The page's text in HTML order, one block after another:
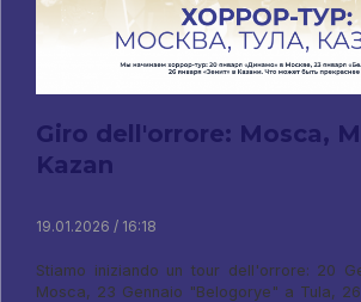
Giro dell'orrore: Mosca,
Kazan
19.01.2026 / 16:18
Stiamo iniziando un tour dell'orrore: 20
Mosca, 23 Gennaio "Belogorye" a Tula,